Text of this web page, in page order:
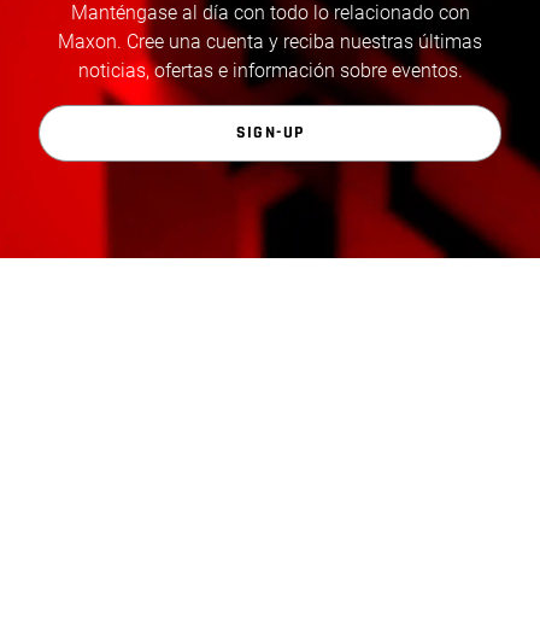
Manténgase al día con todo lo relacionado con
Maxon. Cree una cuenta y reciba nuestras últimas
noticias, ofertas e información sobre eventos.
SIGN-UP